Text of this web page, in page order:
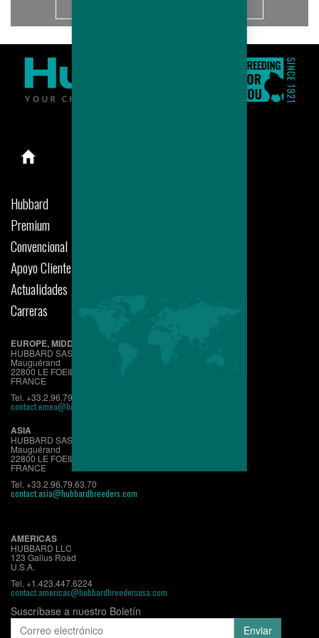
Hubbard
Premium
Convencional
Apoyo Cliente
Actualidades
Carreras
EUROPE, MIDDLE EAST, AFRICA
HUBBARD SAS
Mauguérand
22800 LE FOEIL - QUINTIN
FRANCE
Tel. +33.2.96.79.63.70
contact.emea@hubbardbreeders.com
ASIA
HUBBARD SAS
Mauguérand
22800 LE FOEIL - QUINTIN
FRANCE
Tel. +33.2.96.79.63.70
contact.asia@hubbardbreeders.com
AMERICAS
HUBBARD LLC
123 Gallus Road
U.S.A.
Tel. +1.423.447.6224
contact.americas@hubbardbreedersusa.com
Suscríbase a nuestro Boletín